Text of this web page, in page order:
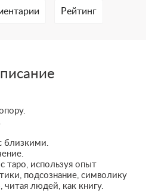
Рейтинг
близкими.
таро, используя опыт
подсознание, символику
людей, как книгу.